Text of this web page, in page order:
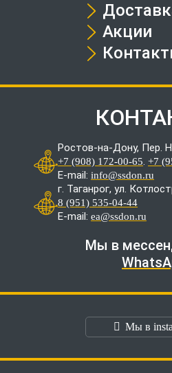
Акции
Ростов-на-Дону, Пер.
+7 (908) 172-00-65. +7
E-mail: info@ssdon.ru
г. Таганрог, ул.
8 (951) 535-04-44
E-mail: ea@ssdon.ru
Мы в
Мы в